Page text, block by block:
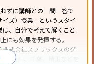
ずに講師との一問一答で
ズ）授業」というスタイ
、自分で考えて解くこと
にも効果を発揮する。
式会社スプリックスのグ
神奈川、千葉、埼玉などを